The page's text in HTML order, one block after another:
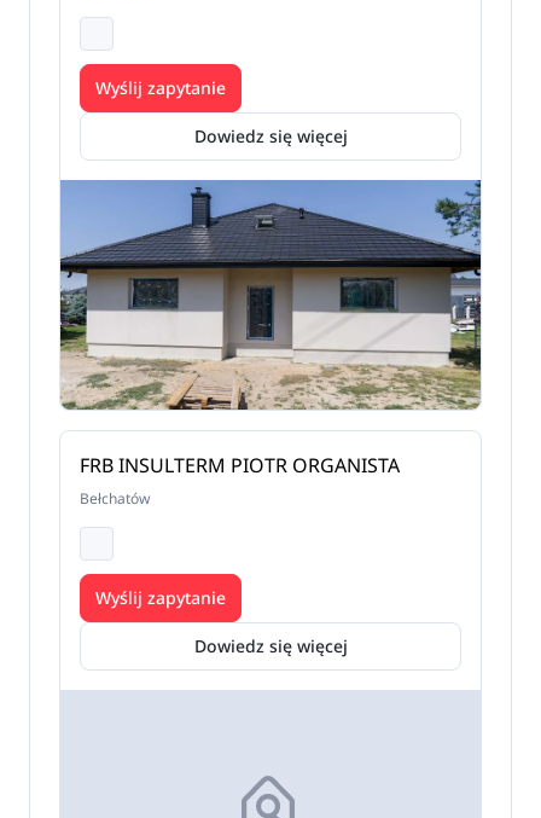
Dowiedz się więcej
Wyślij zapytanie
FRB INSULTERM PIOTR ORGANISTA
Bełchatów
Dowiedz się więcej
Wyślij zapytanie